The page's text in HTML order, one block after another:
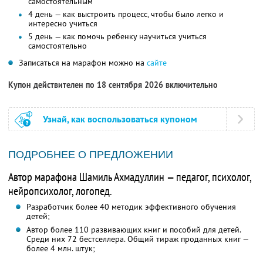
4 день — как выстроить процесс, чтобы было легко и
интересно учиться
5 день — как помочь ребенку научиться учиться
самостоятельно
Записаться на марафон можно на сайте
Купон действителен по 18 сентября 2026 включительно
Узнай, как воспользоваться купоном
ПОДРОБНЕЕ О ПРЕДЛОЖЕНИИ
Автор марафона Шамиль Ахмадуллин — педагог, психолог,
нейропсихолог, логопед.
Разработчик более 40 методик эффективного обучения
детей;
Автор более 110 развивающих книг и пособий для детей.
Среди них 72 бестселлера. Общий тираж проданных книг —
более 4 млн. штук;